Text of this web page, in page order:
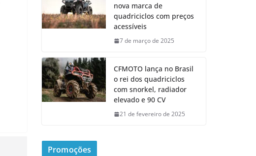
nova marca de
quadriciclos com preços
acessíveis
7 de março de 2025
CFMOTO lança no Brasil
o rei dos quadriciclos
com snorkel, radiador
elevado e 90 CV
21 de fevereiro de 2025
Promoções